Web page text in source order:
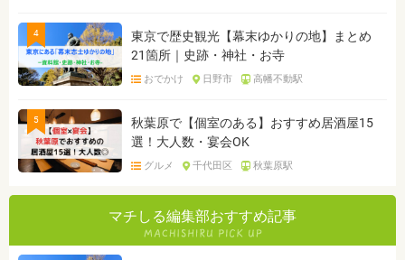
4
東京で歴史観光【幕末ゆかりの地】まとめ
21箇所｜史跡・神社・お寺
おでかけ 日野市 高幡不動駅
5
秋葉原で【個室のある】おすすめ居酒屋15
選！大人数・宴会OK
グルメ 千代田区 秋葉原駅
マチしる編集部おすすめ記事